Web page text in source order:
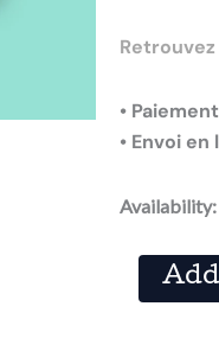
•
• Envoi
Availability:
TAPIS
quantity